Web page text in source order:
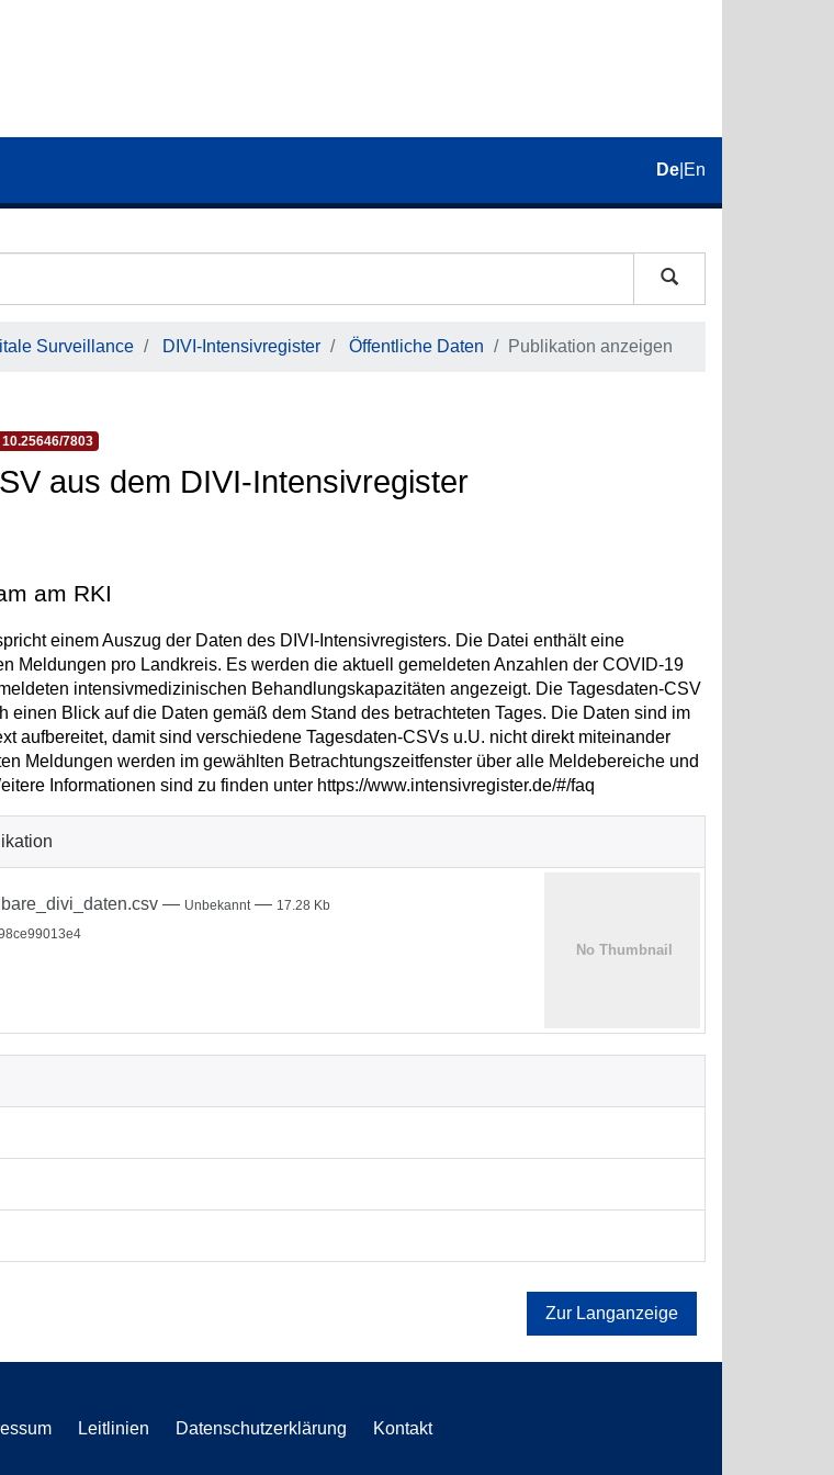
De En
Surveillance DIVI-Intensivregister Öffentliche Daten Publikation anzeigen
10.25646/7803
aus dem DIVI-Intensivregister
am RKI
einem Auszug der Daten des DIVI-Intensivregisters. Die Datei enthält eine
Meldungen pro Landkreis. Es werden die aktuell gemeldeten Anzahlen der COVID-19
intensivmedizinischen Behandlungskapazitäten angezeigt. Die Tagesdaten-CSV
einen Blick auf die Daten gemäß dem Stand des betrachteten Tages. Die Daten sind im
aufbereitet, damit sind verschiedene Tagesdaten-CSVs u.U. nicht direkt miteinander
Meldungen werden im gewählten Betrachtungszeitfenster über alle Meldebereiche und
Informationen sind zu finden unter https://www.intensivregister.de/#/faq
— Unbekannt — 17.28 Kb
Zur Langanzeige
Leitlinien Datenschutzerklärung Kontakt